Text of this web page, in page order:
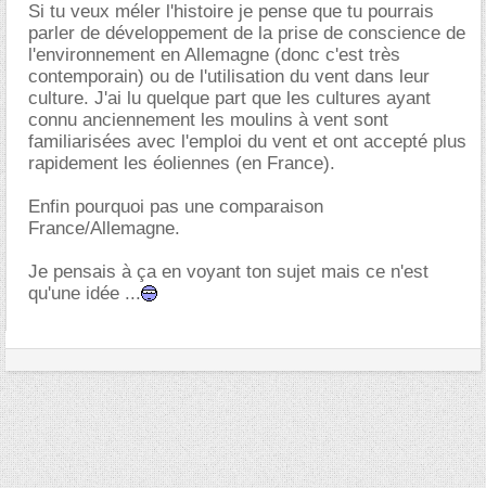
Si tu veux méler l'histoire je pense que tu pourrais
parler de développement de la prise de conscience de
l'environnement en Allemagne (donc c'est très
contemporain) ou de l'utilisation du vent dans leur
culture. J'ai lu quelque part que les cultures ayant
connu anciennement les moulins à vent sont
familiarisées avec l'emploi du vent et ont accepté plus
rapidement les éoliennes (en France).
Enfin pourquoi pas une comparaison
France/Allemagne.
Je pensais à ça en voyant ton sujet mais ce n'est
qu'une idée ...